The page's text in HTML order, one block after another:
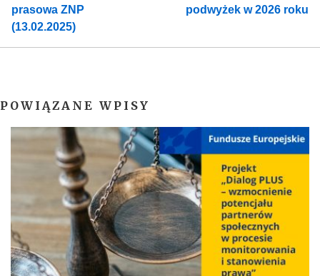
prasowa ZNP
(13.02.2025)
podwyżek w 2026 roku
POWIĄZANE WPISY